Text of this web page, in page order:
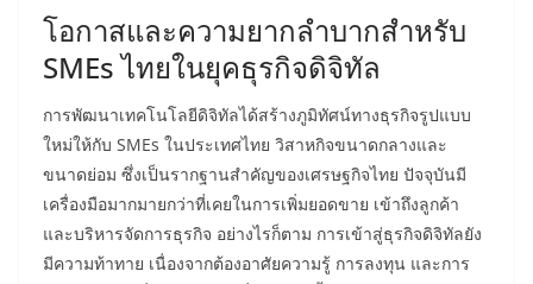
โอกาสและความยากลำบากสำหรับ
SMEs ไทยในยุคธุรกิจดิจิทัล
การพัฒนาเทคโนโลยีดิจิทัลได้สร้างภูมิทัศน์ทางธุรกิจรูปแบบ
ใหม่ให้กับ SMEs ในประเทศไทย วิสาหกิจขนาดกลางและ
ขนาดย่อม ซึ่งเป็นรากฐานสำคัญของเศรษฐกิจไทย ปัจจุบันมี
เครื่องมือมากมายกว่าที่เคยในการเพิ่มยอดขาย เข้าถึงลูกค้า
และบริหารจัดการธุรกิจ อย่างไรก็ตาม การเข้าสู่ธุรกิจดิจิทัลยัง
มีความท้าทาย เนื่องจากต้องอาศัยความรู้ การลงทุน และการ